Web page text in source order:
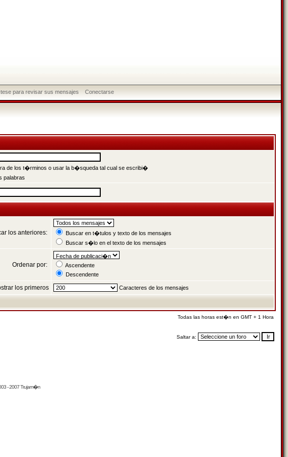
para revisar sus mensajes Conectarse
de los t�rminos o usar la b�squeda tal cual se escribi�
palabras
los anteriores:
Buscar en t�tulos y texto de los mensajes
Buscar s�lo en el texto de los mensajes
Ordenar por:
Ascendente
Descendente
los primeros Caracteres de los mensajes
Todas las horas est�n en GMT + 1 Hora
Saltar a:
- 2007 Trujam�n